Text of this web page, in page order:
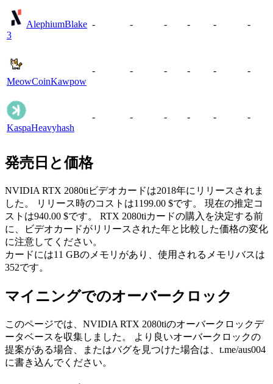
AlephiumBlake
3
- - - - - -
MeowCoinKawpow
- - - - - -
KaspaHeavyhash
- - - - - -
発売日と価格
NVIDIA RTX 2080tiビデオカードは2018年にリリースされま
した。 リリース時のコストは1199.00 $です。 現在の推定コ
ストは940.00 $です。 RTX 2080tiカードの購入を決定する前
に、ビデオカードがリリースされた年と比較した価格の変化
に注意してください。
カードには11 GBのメモリがあり、使用されるメモリバスは
352です。
マイニングでのオーバークロック
このページでは、NVIDIA RTX 2080tiのオーバークロックデ
ータベースを収集しました。 より良いオーバークロックの
提案がある場合、またはバグを見つけた場合は、t.me/aus004
に書き込んでください。